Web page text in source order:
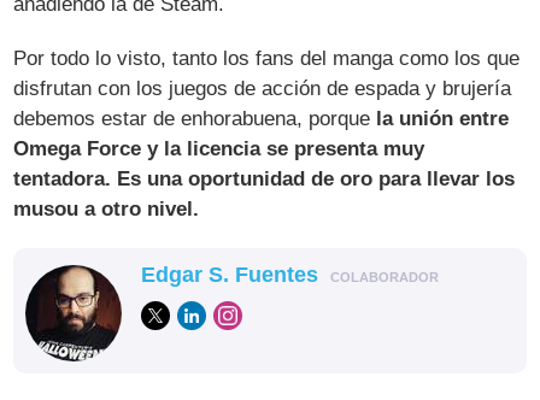
Por todo lo visto, tanto los fans del manga como los que
disfrutan con los juegos de acción de espada y brujería
debemos estar de enhorabuena, porque la unión entre
Omega Force y la licencia se presenta muy
tentadora. Es una oportunidad de oro para llevar los
musou a otro nivel.
Edgar S. Fuentes COLABORADOR